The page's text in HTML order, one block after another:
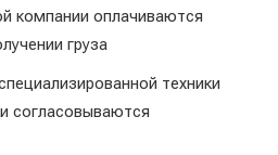
компании оплачиваются
груза
техники
согласовываются